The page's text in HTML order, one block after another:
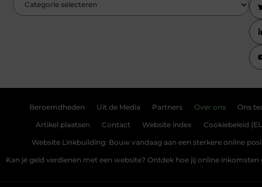
Beroemdheden Uit de Media Partners Over ons Ons
Artikel plaatsen Contact Website index Cookiebeleid
Website Linkbuilding: Bouw vandaag aan een sterkere online
Kan je geld verdienen met een website? Ontdek hoe jij online inkomsten